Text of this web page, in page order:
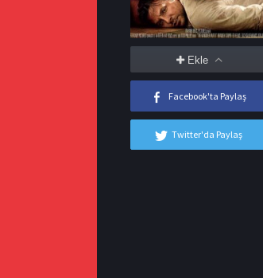
Ekle
Facebook'ta Paylaş
Twitter'da Paylaş